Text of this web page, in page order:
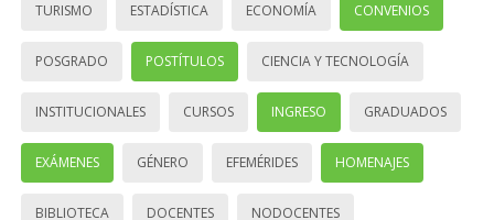
TURISMO ESTADÍSTICA ECONOMÍA CONVENIOS
POSGRADO POSTÍTULOS CIENCIA Y TECNOLOGÍA
INSTITUCIONALES CURSOS INGRESO GRADUADOS
EXÁMENES GÉNERO EFEMÉRIDES HOMENAJES
BIBLIOTECA DOCENTES NODOCENTES